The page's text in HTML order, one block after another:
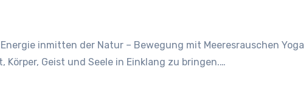
Geist und Seele in Einklang zu bringen.…